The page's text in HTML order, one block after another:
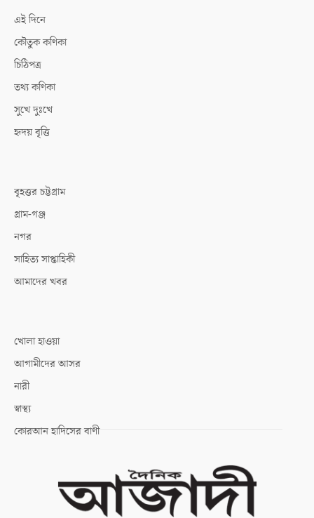
এই দিনে
কৌতুক কণিকা
চিঠিপত্র
তথ্য কণিকা
সুখে দুঃখে
হৃদয় বৃত্তি
বৃহত্তর চট্টগ্রাম
গ্রাম-গঞ্জ
নগর
সাহিত্য সাপ্তাহিকী
আমাদের খবর
খোলা হাওয়া
আগামীদের আসর
নারী
স্বাস্থ্য
কোরআন হাদিসের বাণী